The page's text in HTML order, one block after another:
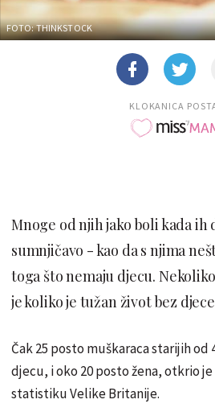
FOTO: THINKSTOCK
KLOKANICA
Mnoge od njih jako boli kada
sumnjičavo - kao da s njima
toga što nemaju djecu.
je koliko je tužan život bez djece
Čak 25 posto muškaraca starijih od
djecu, i oko 20 posto žena, otkrio
statistiku Velike Britanije.